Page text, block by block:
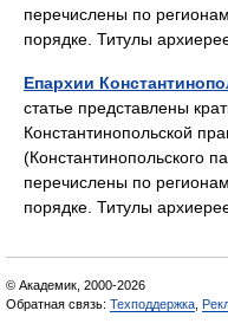
перечислены по
порядке. Титулы
Епархии
статье представлены
Константинопольской
(Константинопольского
перечислены по
порядке. Титулы
© Академик, 2000-2026
Обратная связь: Техподдержка